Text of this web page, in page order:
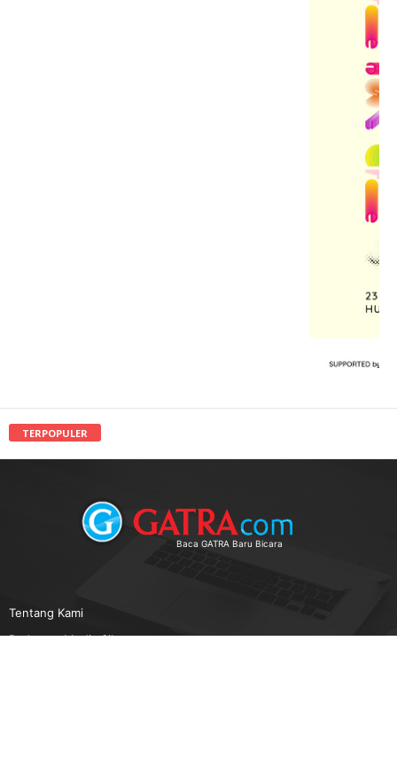
TERPOPULER
Baca GATRA Baru Bicara
Tentang Kami
Pedoman Media Siber